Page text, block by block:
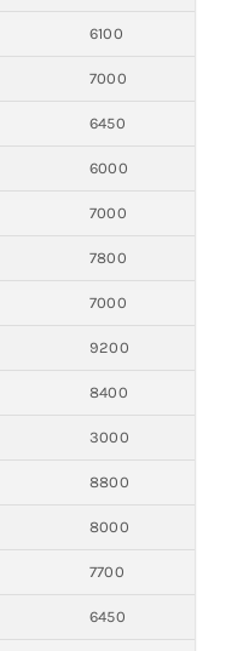
6100
7000
6450
6000
7000
7800
7000
9200
8400
3000
8800
8000
7700
6450